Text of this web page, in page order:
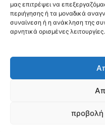
μας επιτρέψει να
περιήγησης ή τα μοναδικά
συναίνεση ή η ανάκληση της
αρνητικά ορισμένες λειτουργίες.
Top10
Cool spots
ΝΗΣΙΑ
© Happy